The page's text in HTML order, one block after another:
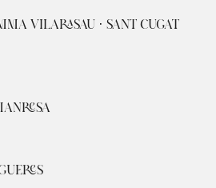
VILARASAU · SANT CUGAT